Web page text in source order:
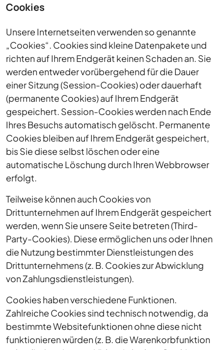
Cookies
Unsere Internetseiten verwenden so genannte
„Cookies“. Cookies sind kleine Datenpakete und
richten auf Ihrem Endgerät keinen Schaden an. Sie
werden entweder vorübergehend für die Dauer
einer Sitzung (Session-Cookies) oder dauerhaft
(permanente Cookies) auf Ihrem Endgerät
gespeichert. Session-Cookies werden nach Ende
Ihres Besuchs automatisch gelöscht. Permanente
Cookies bleiben auf Ihrem Endgerät gespeichert,
bis Sie diese selbst löschen oder eine
automatische Löschung durch Ihren Webbrowser
erfolgt.
Teilweise können auch Cookies von
Drittunternehmen auf Ihrem Endgerät gespeichert
werden, wenn Sie unsere Seite betreten (Third-
Party-Cookies). Diese ermöglichen uns oder Ihnen
die Nutzung bestimmter Dienstleistungen des
Drittunternehmens (z. B. Cookies zur Abwicklung
von Zahlungsdienstleistungen).
Cookies haben verschiedene Funktionen.
Zahlreiche Cookies sind technisch notwendig, da
bestimmte Websitefunktionen ohne diese nicht
funktionieren würden (z. B. die Warenkorbfunktion